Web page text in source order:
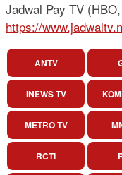
Jadwal Pay TV
https://
ANTV
INEWS TV
METRO TV
RCTI